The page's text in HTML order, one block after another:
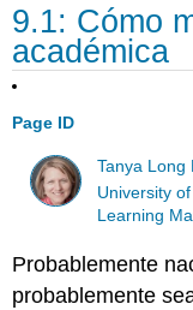
9.1: Cómo
académica
Page ID
Tanya Long
University
Learning
Probablemente
probablemente